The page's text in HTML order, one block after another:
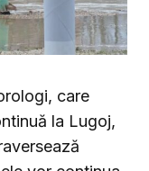
care
la Lugoj,